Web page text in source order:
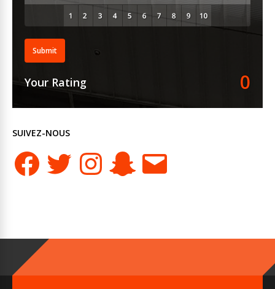
Submit
Your Rating 0
SUIVEZ-NOUS
FacebookTwitter InstagramSnapchatE-
mail